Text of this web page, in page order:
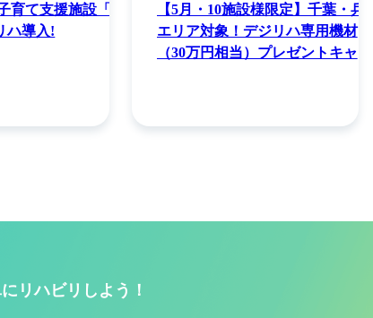
育て支援施設「か
ハ導入!
【5月・10施設様限定】千葉・兵庫
エリア対象！デジリハ専用機材
（30万円相当）プレゼントキャン
リハビリしよう！